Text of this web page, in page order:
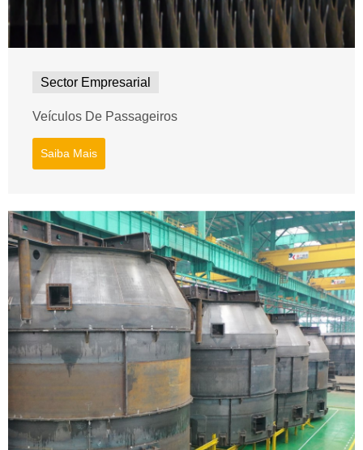
Sector Empresarial
Veículos De Passageiros
Saiba Mais